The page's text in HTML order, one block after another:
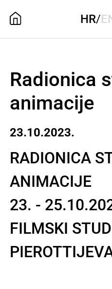
HR/
Radionica
animacije
23.10.2023.
RADIONICA
ANIMACIJE
23. -
FILMSKI